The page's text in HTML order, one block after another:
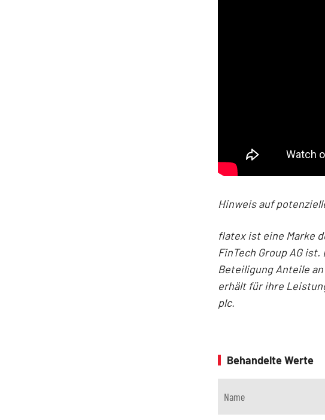
Hinweis auf
flatex ist eine Marke
FinTech Group AG
Beteiligung Anteile an
erhält für ihre
plc.
Behandelte Werte
Name